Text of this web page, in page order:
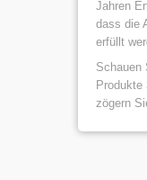
Jahren
dass die
erfüllt
Schauen
Produkte
zögern